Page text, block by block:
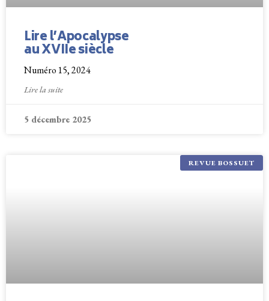
Lire l’Apocalypse
au XVIIe siècle
Numéro 15, 2024
Lire la suite
5 décembre 2025
REVUE BOSSUET